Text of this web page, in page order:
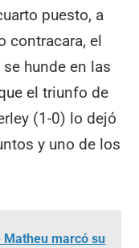
puesto, a
contracara, el
hunde en las
el triunfo de
(1-0) lo dejó
y uno de los
Matheu marcó su